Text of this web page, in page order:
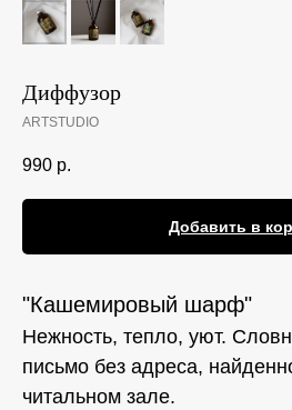
Диффузор
ARTSTUDIO
990 р.
Добавить в
"Кашемировый шарф"
Нежность, тепло, уют.
письмо без адреса,
читальном зале.